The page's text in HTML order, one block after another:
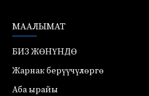
МААЛЫМАТ
БИЗ ЖӨНҮНДӨ
Жарнак берүүчүлөргө
Аба ырайы